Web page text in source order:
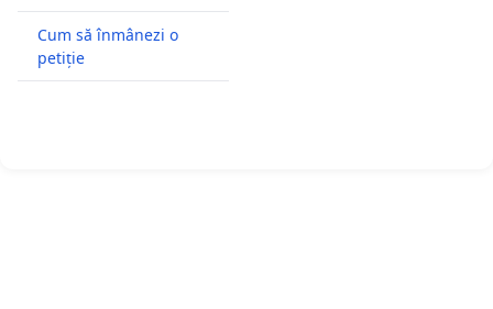
Cum să înmânezi o
petiție